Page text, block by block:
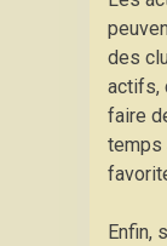
des
actifs,
faire
temps
Enfin,